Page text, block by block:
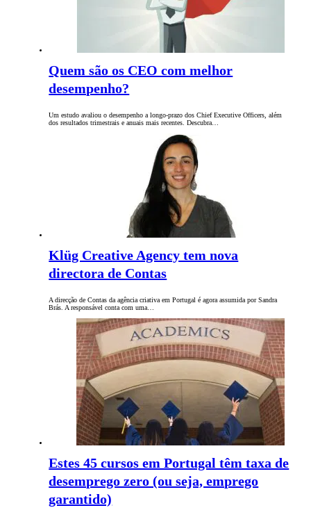
Quem são os CEO com melhor
desempenho?
Um estudo avaliou o desempenho a longo-prazo dos Chief Executive Officers, além
dos resultados trimestrais e anuais mais recentes. Descubra…
Klüg Creative Agency tem nova
directora de Contas
A direcção de Contas da agência criativa em Portugal é agora assumida por Sandra
Brás. A responsável conta com uma…
Estes 45 cursos em Portugal têm taxa de
desemprego zero (ou seja, emprego
garantido)